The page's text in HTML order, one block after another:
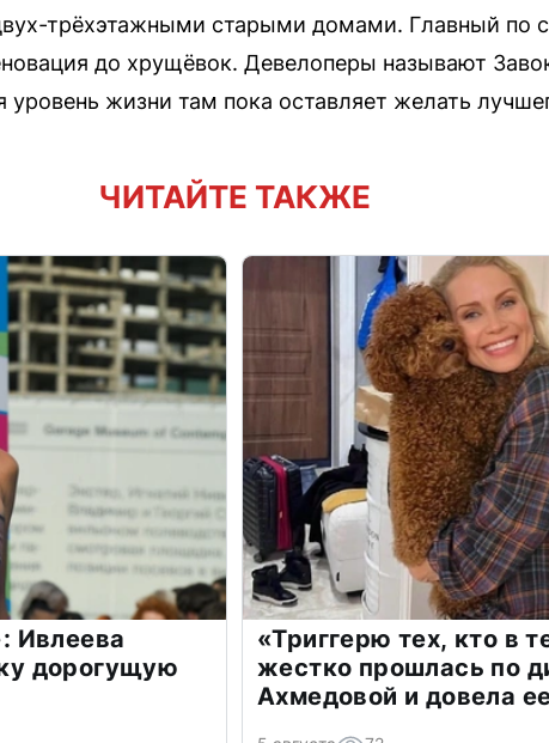
трёхэтажными старыми домами. Главный по
до хрущёвок. Девелоперы называют
уровень жизни там пока оставляет желать
ЧИТАЙТЕ ТАКЖЕ
Ивлеева
дорогущую
«Триггерю тех, кто в
жестко прошлась по
Ахмедовой и довела